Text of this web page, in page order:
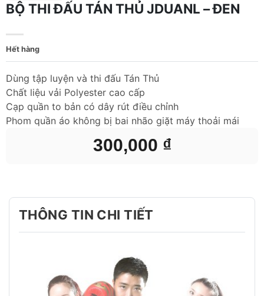
BỘ THI ĐẤU TÁN THỦ JDUANL – ĐEN
300,000 ₫
Dùng tập luyện và thi đấu Tán Thủ
Chất liệu vải Polyester cao cấp
Cạp quần to bản có dây rút điều chỉnh
Phom quần áo không bị bai nhão giặt máy thoải mái
Hết hàng
THÔNG TIN CHI TIẾT